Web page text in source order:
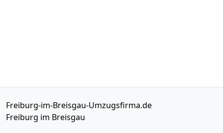
Freiburg-im-Breisgau-Umzugsfirma.de
Freiburg im Breisgau